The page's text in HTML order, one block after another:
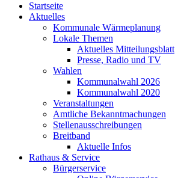
Startseite
Aktuelles
Kommunale Wärmeplanung
Lokale Themen
Aktuelles Mitteilungsblatt
Presse, Radio und TV
Wahlen
Kommunalwahl 2026
Kommunalwahl 2020
Veranstaltungen
Amtliche Bekanntmachungen
Stellenausschreibungen
Breitband
Aktuelle Infos
Rathaus & Service
Bürgerservice